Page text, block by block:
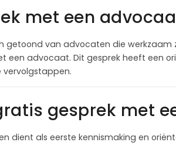
met een
getoond van advocaten die werkzaam
een advocaat. Dit gesprek heeft een
vervolgstappen.
gesprek met
dient als eerste kennismaking en